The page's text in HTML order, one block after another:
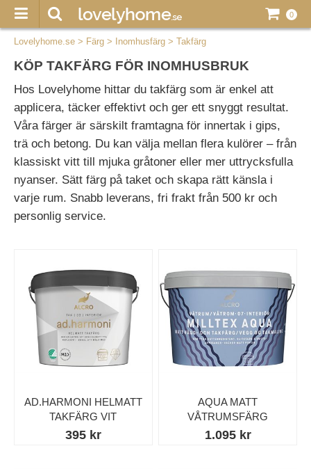
0
Lovelyhome.se > Färg > Inomhusfärg > Takfärg
KÖP TAKFÄRG FÖR INOMHUSBRUK
Hos Lovelyhome hittar du takfärg som är enkel att
applicera, täcker effektivt och ger ett snyggt resultat.
Våra färger är särskilt framtagna för innertak i gips,
trä och betong. Du kan välja mellan flera kulörer – från
klassiskt vitt till mjuka gråtoner eller mer uttrycksfulla
nyanser. Sätt färg på taket och skapa rätt känsla i
varje rum. Snabb leverans, fri frakt från 500 kr och
personlig service.
AD.HARMONI HELMATT
TAKFÄRG VIT
395 kr
AQUA MATT
VÅTRUMSFÄRG
1.095 kr